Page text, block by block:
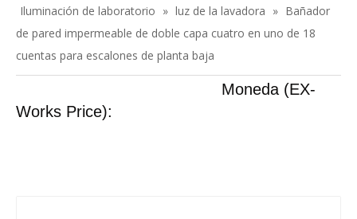
Français
العربية
English
Iluminación de laboratorio » luz de la lavadora » Bañador
de pared impermeable de doble capa cuatro en uno de 18
cuentas para escalones de planta baja
Moneda (EX-
Works Price):